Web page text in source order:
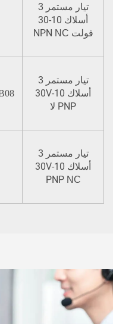
تيار مستمر3
أسلاك
10-30
فولت NPN NC
تيار مستمر3
أسلاك
10-30V
PNP لا
تيار مستمر3
أسلاك
10-30V
PNP NC